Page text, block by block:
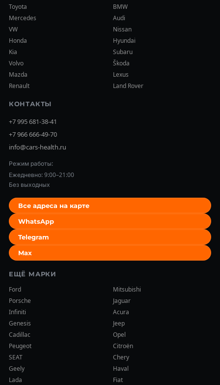
Toyota
BMW
Mercedes
Audi
VW
Nissan
Honda
Hyundai
Kia
Subaru
Volvo
Škoda
Mazda
Lexus
Renault
Land Rover
КОНТАКТЫ
+7 995 681-38-41
+7 966 666-49-70
info@cars-health.ru
Режим работы:
Ежедневно: 9:00–21:00
Без выходных
Все адреса на карте
WhatsApp
Telegram
Max
ЕЩЁ МАРКИ
Ford
Mitsubishi
Porsche
Jaguar
Infiniti
Acura
Genesis
Jeep
Cadillac
Opel
Peugeot
Citroën
SEAT
Chery
Geely
Haval
Lada
Fiat